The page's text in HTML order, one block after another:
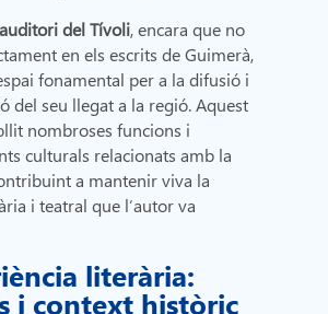
auditori del Tívoli, encara que no
en els escrits de Guimerà,
fonamental per a la difusió i
del seu llegat a la regió. Aquest
nombroses funcions i
culturals relacionats amb la
a mantenir viva la
i teatral que l’autor va
literària:
i context històric